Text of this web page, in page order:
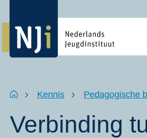
inhoud
Kruimelpad
HomeKennis Pedagogische
Verbinding